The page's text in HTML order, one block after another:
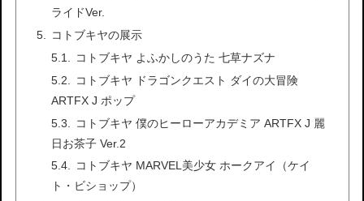
ライドVer.
コトブキヤの展示
コトブキヤ よふかしのうた 七草ナズナ
コトブキヤ ドラゴンクエスト ダイの大冒険
ARTFX J ポップ
コトブキヤ 僕のヒーローアカデミア ARTFX J 麗
日お茶子 Ver.2
コトブキヤ MARVEL美少女 ホークアイ（ケイ
ト・ビショップ）